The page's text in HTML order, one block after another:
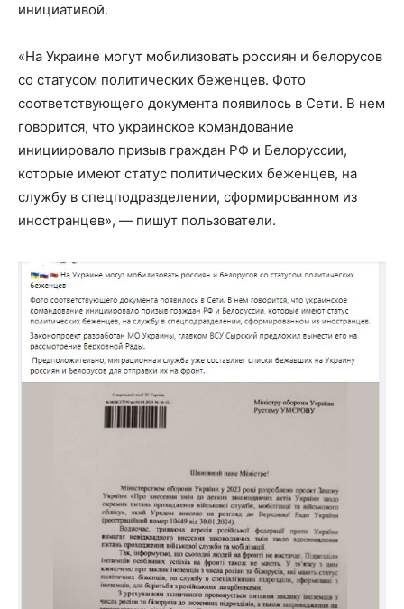
инициативой.
«На Украине могут мобилизовать россиян и белорусов
со статусом политических беженцев. Фото
соответствующего документа появилось в Сети. В нем
говорится, что украинское командование
инициировало призыв граждан РФ и Белоруссии,
которые имеют статус политических беженцев, на
службу в спецподразделении, сформированном из
иностранцев», — пишут пользователи.